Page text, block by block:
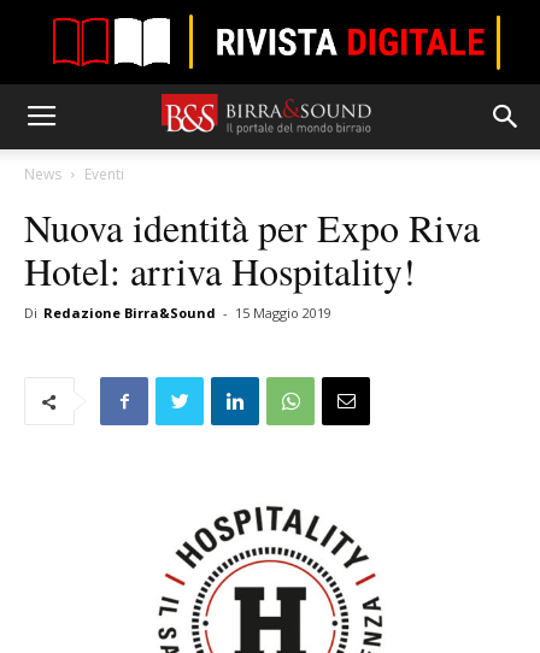
News Eventi
Nuova identità per Expo Riva
Hotel: arriva Hospitality!
Di Redazione Birra&Sound - 15 Maggio 2019